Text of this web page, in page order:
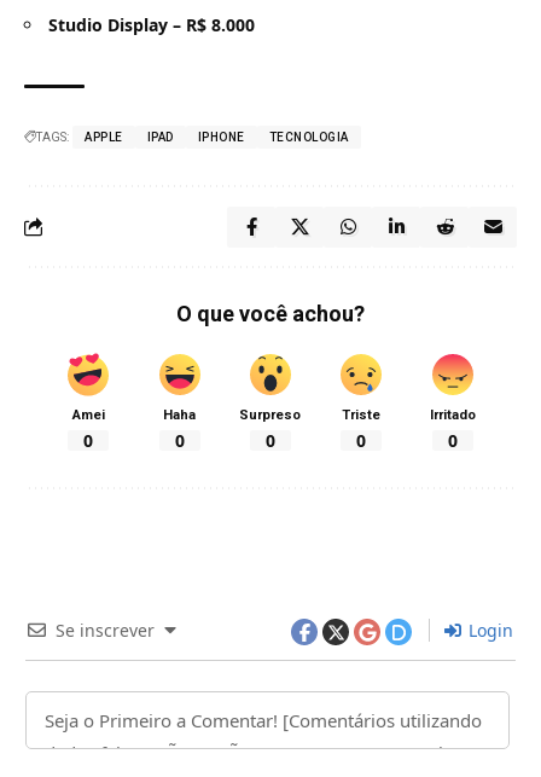
Studio Display – R$ 8.000
TAGS: APPLE IPAD IPHONE TECNOLOGIA
O que você achou?
Amei
0
Haha
0
Surpreso
0
Triste
0
Irritado
0
Se inscrever Login